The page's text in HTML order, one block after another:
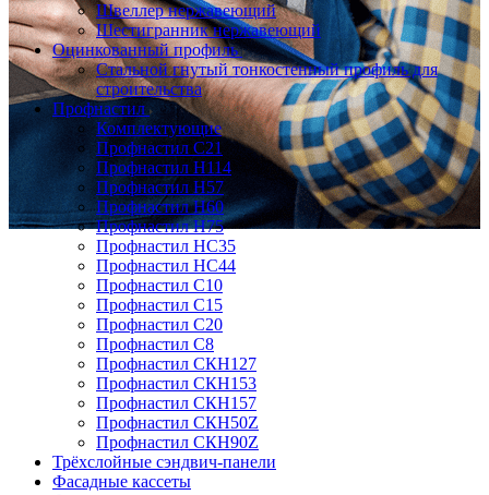
Швеллер нержавеющий
Шестигранник нержавеющий
Оцинкованный профиль
Стальной гнутый тонкостенный профиль для
строительства
Профнастил
Комплектующие
Профнастил C21
Профнастил Н114
Профнастил Н57
Профнастил Н60
Профнастил Н75
Профнастил НС35
Профнастил НС44
Профнастил С10
Профнастил С15
Профнастил С20
Профнастил С8
Профнастил СКН127
Профнастил СКН153
Профнастил СКН157
Профнастил СКН50Z
Профнастил СКН90Z
Трёхслойные сэндвич-панели
Фасадные кассеты